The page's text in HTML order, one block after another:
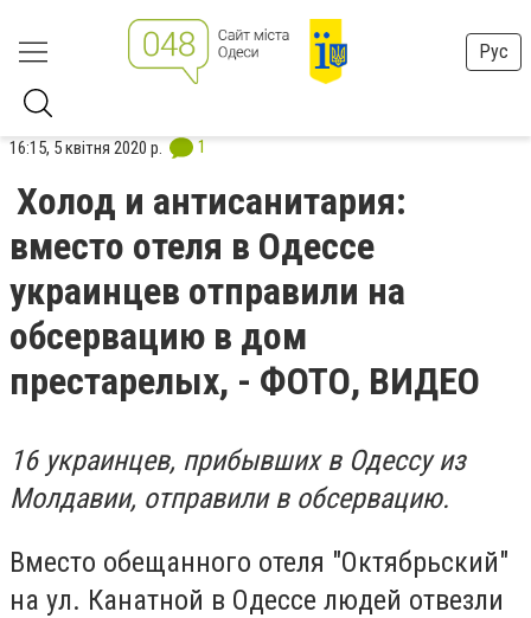
Рус
16:15, 5 квітня 2020 р. 1
Холод и антисанитария:
вместо отеля в Одессе
украинцев отправили на
обсервацию в дом
престарелых, - ФОТО, ВИДЕО
16 украинцев, прибывших в Одессу из
Молдавии, отправили в обсервацию.
Вместо обещанного отеля "Октябрьский"
на ул. Канатной в Одессе людей отвезли